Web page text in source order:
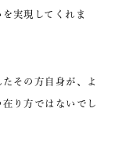
実現してくれま
その方自身が、よ
り方ではないでし